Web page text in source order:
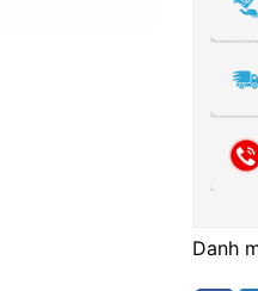
Danh